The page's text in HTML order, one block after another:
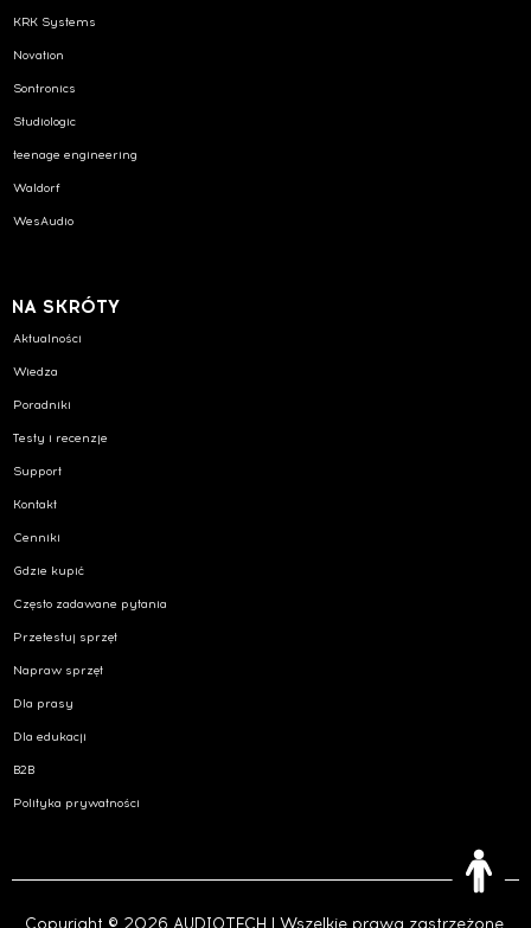
KRK Systems
Novation
Sontronics
Studiologic
teenage engineering
Waldorf
WesAudio
NA SKRÓTY
Aktualności
Wiedza
Poradniki
Testy i recenzje
Support
Kontakt
Cenniki
Gdzie kupić
Często zadawane pytania
Przetestuj sprzęt
Napraw sprzęt
Dla prasy
Dla edukacji
B2B
Polityka prywatności
Copyright © 2026 AUDIOTECH | Wszelkie prawa zastrzeżone.